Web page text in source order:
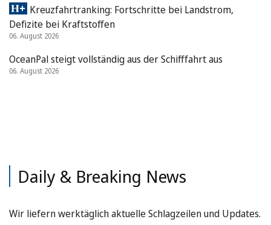
Kreuzfahrtranking: Fortschritte bei Landstrom,
Defizite bei Kraftstoffen
06. August 2026
OceanPal steigt vollständig aus der Schifffahrt aus
06. August 2026
Daily & Breaking News
Wir liefern werktäglich aktuelle Schlagzeilen und Updates.